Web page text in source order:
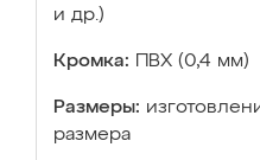
и др.)
Кромка: ПВХ (0,4 мм)
Размеры:
размера